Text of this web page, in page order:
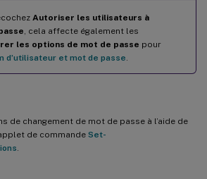
Autoriser les utilisateurs à
, cela affecte également les
les options de mot de passe pour
d’utilisateur et mot de passe
de changement de mot de passe à l’aide de
de commande Set-